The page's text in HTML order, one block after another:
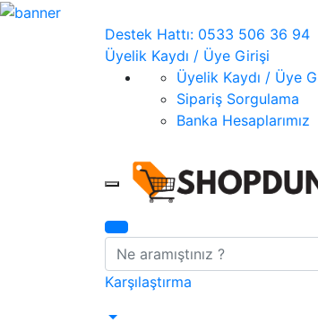
Destek Hattı: 0533 506 36 94
Üyelik Kaydı / Üye Girişi
Üyelik Kaydı / Üye
Sipariş Sorgulama
Banka Hesaplarımız
Mobil Menü
Arama
Karşılaştırma